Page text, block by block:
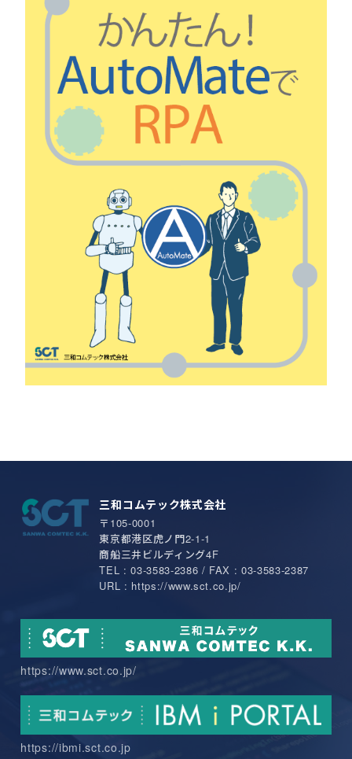
三和コムテック株式会社
〒105-0001
東京都港区虎ノ門2-1-1
商船三井ビルディング4F
TEL : 03-3583-2386 / FAX : 03-3583-2387
URL : https://www.sct.co.jp/
https://www.sct.co.jp/
https://ibmi.sct.co.jp